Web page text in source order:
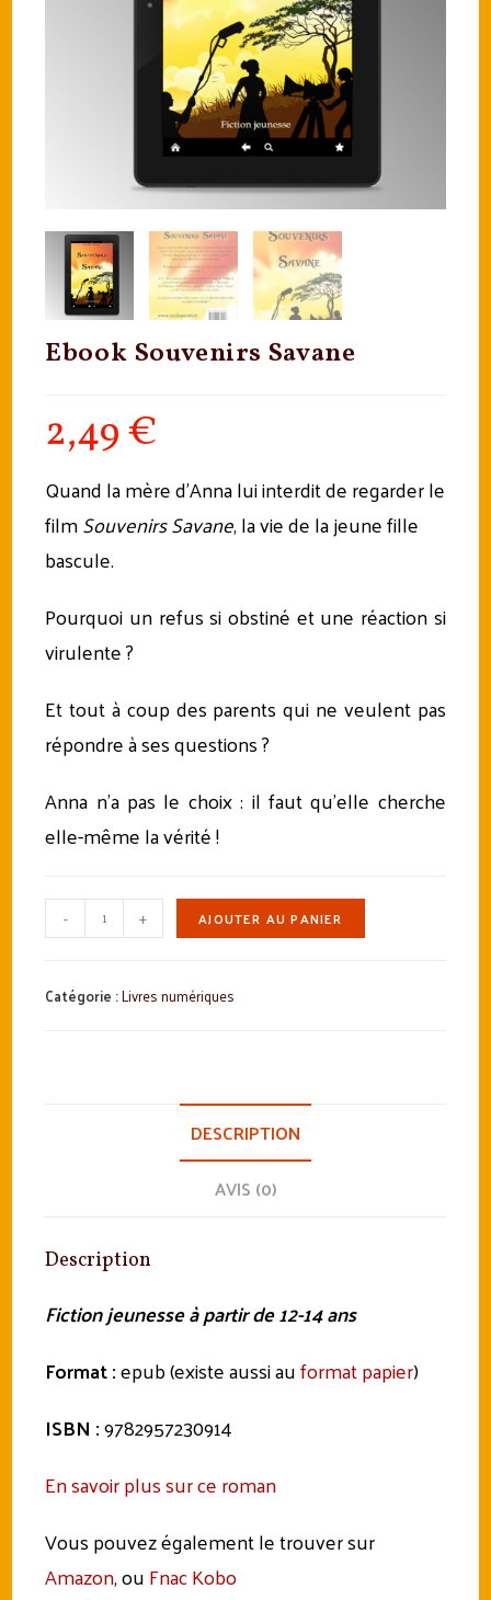
Ebook Souvenirs Savane
2,49€
Quand la mère d’Anna lui interdit de regarder le
filmSouvenirs Savane, la vie de la jeune fille
bascule.
Pourquoi un refus si obstiné et une réaction si
virulente ?
Et tout à coup des parents qui ne veulent pas
répondre à ses questions ?
Anna n’a pas le choix : il faut qu’elle cherche
elle-même la vérité !
-
quantité
de
Souvenirs
+ AJOUTER AU PANIER
Catégorie :Livres numériques
DESCRIPTION
AVIS (0)
Description
Fiction jeunesse à partir de 12-14 ans
Format :epub (existe aussi auformat papier)
ISBN :9782957230914
En savoir plus sur ce roman
Vous pouvez également le trouver sur
Amazon, ouFnac Kobo